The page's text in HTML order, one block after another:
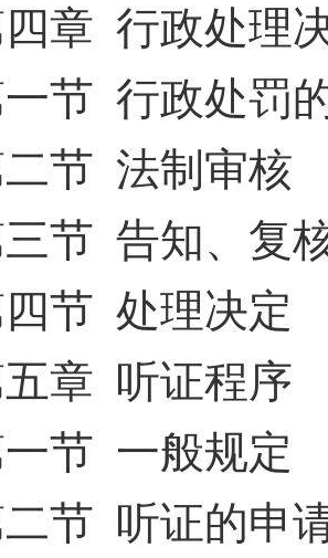
章 行政处理
节 行政处罚
节 法制审核
节 告知、复
节 处理决定
章 听证程序
节 一般规定
节 听证的申